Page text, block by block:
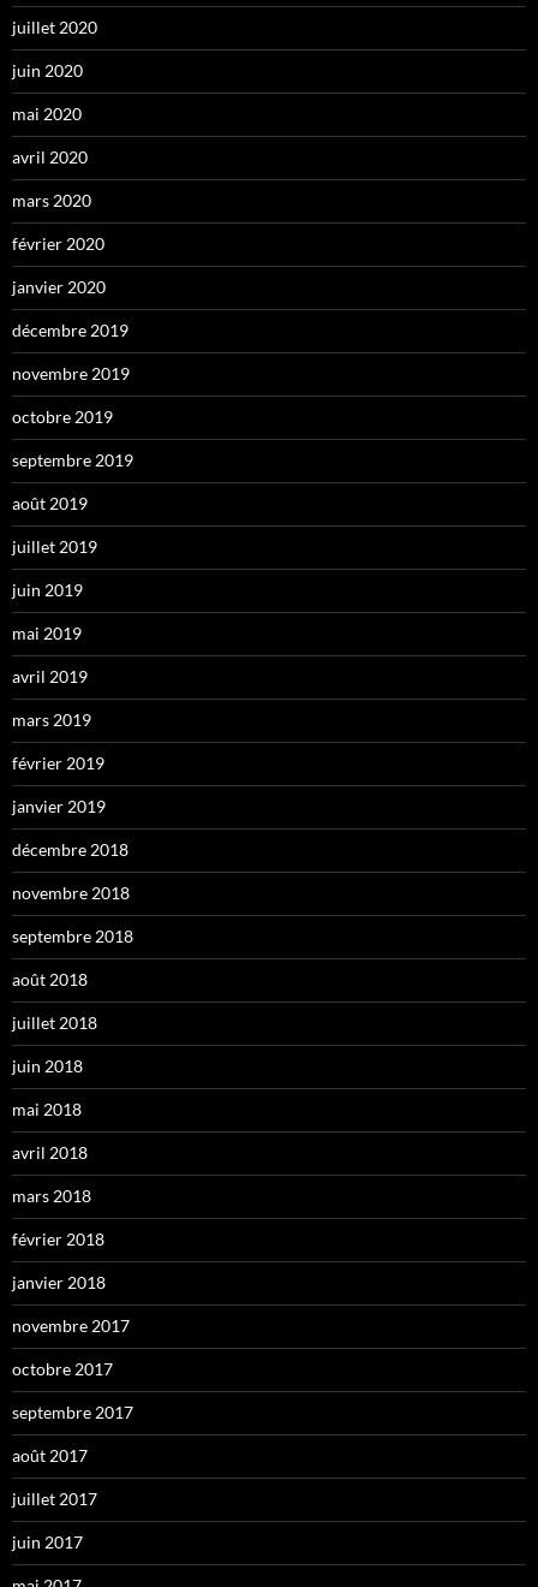
juillet 2020
juin 2020
mai 2020
avril 2020
mars 2020
février 2020
janvier 2020
décembre 2019
novembre 2019
octobre 2019
septembre 2019
août 2019
juillet 2019
juin 2019
mai 2019
avril 2019
mars 2019
février 2019
janvier 2019
décembre 2018
novembre 2018
septembre 2018
août 2018
juillet 2018
juin 2018
mai 2018
avril 2018
mars 2018
février 2018
janvier 2018
novembre 2017
octobre 2017
septembre 2017
août 2017
juillet 2017
juin 2017